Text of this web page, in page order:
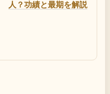
人？功績と最期を解説